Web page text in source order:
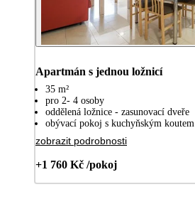
Apartmán s jednou ložnicí
35 m²
pro 2- 4 osoby
oddělená ložnice - zasunovací dveře
obývací pokoj s kuchyňským koutem
zobrazit podrobnosti
+1 760 Kč /pokoj